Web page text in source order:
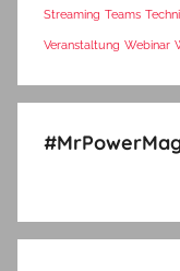
Streaming Teams
Veranstaltung Webinar